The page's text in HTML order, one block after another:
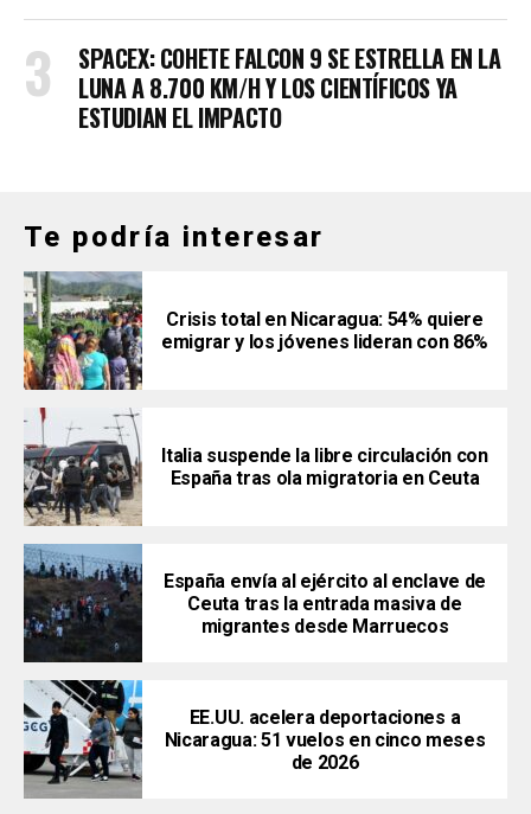
SPACEX: COHETE FALCON 9 SE ESTRELLA EN LA
LUNA A 8.700 KM/H Y LOS CIENTÍFICOS YA
ESTUDIAN EL IMPACTO
Te podría interesar
Crisis total en Nicaragua: 54% quiere
emigrar y los jóvenes lideran con 86%
Italia suspende la libre circulación con
España tras ola migratoria en Ceuta
España envía al ejército al enclave de
Ceuta tras la entrada masiva de
migrantes desde Marruecos
EE.UU. acelera deportaciones a
Nicaragua: 51 vuelos en cinco meses
de 2026